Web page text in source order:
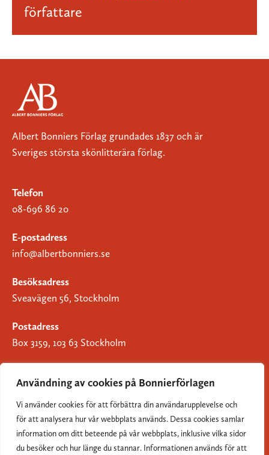
Användning av cookies på Bonnierförlagen
Vi använder cookies för att förbättra din användarupplevelse och
för att analysera hur vår webbplats används. Dessa cookies samlar
information om ditt beteende på vår webbplats, inklusive vilka sidor
du besöker och hur länge du stannar. Informationen används för att
författare
Albert Bonniers Förlag grundades 1837 och är
Sveriges största skönlitterära förlag.
Telefon
08-696 86 20
E-postadress
info@albertbonniers.se
Besöksadress
Sveavägen 56, Stockholm
Postadress
Box 3159, 103 63 Stockholm
Om Bonnierförlagen
Cookies
Integritetspolicy